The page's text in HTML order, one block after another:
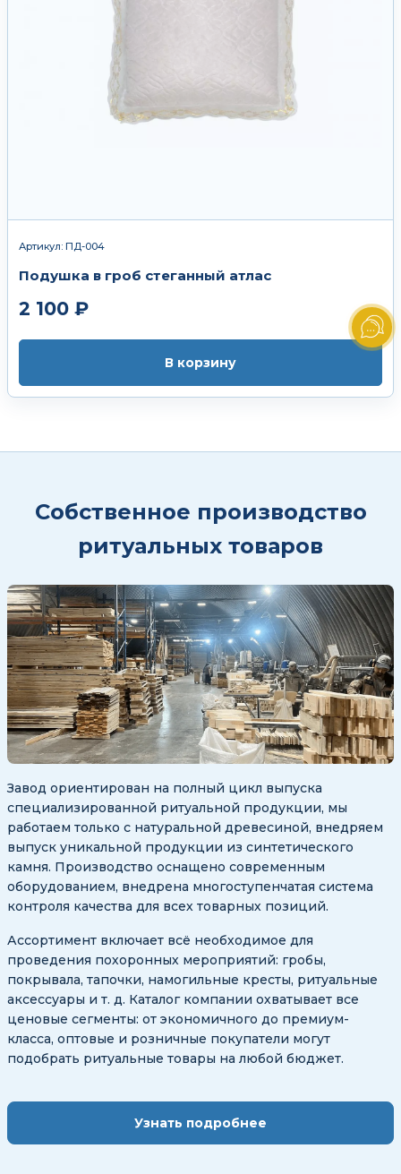
Артикул: ПД-004
Подушка в гроб стеганный атлас
2 100 ₽
В корзину
Собственное производство
ритуальных товаров
Завод ориентирован на полный цикл выпуска
специализированной ритуальной продукции, мы
работаем только с натуральной древесиной, внедряем
выпуск уникальной продукции из синтетического
камня. Производство оснащено современным
оборудованием, внедрена многоступенчатая система
контроля качества для всех товарных позиций.
Ассортимент включает всё необходимое для
проведения похоронных мероприятий: гробы,
покрывала, тапочки, намогильные кресты, ритуальные
аксессуары и т. д. Каталог компании охватывает все
ценовые сегменты: от экономичного до премиум-
класса, оптовые и розничные покупатели могут
подобрать ритуальные товары на любой бюджет.
Узнать подробнее